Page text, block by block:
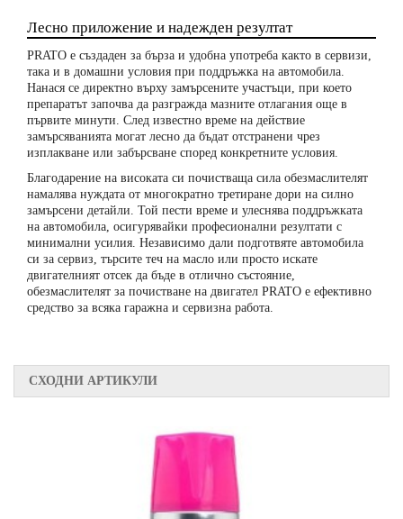
Лесно приложение и надежден резултат
PRATO е създаден за бърза и удобна употреба както в сервизи,
така и в домашни условия при поддръжка на автомобила.
Нанася се директно върху замърсените участъци, при което
препаратът започва да разгражда мазните отлагания още в
първите минути. След известно време на действие
замърсяванията могат лесно да бъдат отстранени чрез
изплакване или забърсване според конкретните условия.
Благодарение на високата си почистваща сила обезмаслителят
намалява нуждата от многократно третиране дори на силно
замърсени детайли. Той пести време и улеснява поддръжката
на автомобила, осигурявайки професионални резултати с
минимални усилия. Независимо дали подготвяте автомобила
си за сервиз, търсите теч на масло или просто искате
двигателният отсек да бъде в отлично състояние,
обезмаслителят за почистване на двигател PRATO е ефективно
средство за всяка гаражна и сервизна работа.
СХОДНИ АРТИКУЛИ